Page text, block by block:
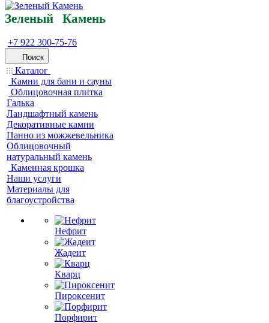
Зеленый Камень
+7 922 300-75-76
Поиск
Каталог
Камни для бани и сауны
Облицовочная плитка
Галька
Ландшафтный камень
Декоративные камни
Панно из можжевельника
Облицовочный
натуральный камень
Каменная крошка
Наши услуги
Материалы для
благоустройства
Нефрит
Жадеит
Кварц
Пироксенит
Порфирит